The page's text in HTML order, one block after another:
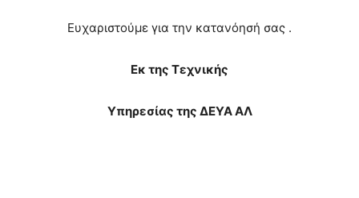
Ευχαριστούμε για την κατανόησή σας .
Εκ της Τεχνικής
Υπηρεσίας της ΔΕΥΑ ΑΛ